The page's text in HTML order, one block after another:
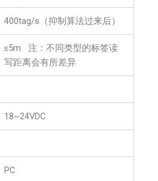
400tag/s（抑制算法过来后）
≤5m 注：不同类型的标签读
写距离会有所差异
18~24VDC
PC